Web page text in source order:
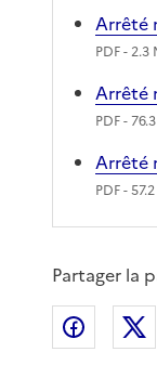
Arrêté
PDF- 2.3
Arrêté
PDF-
Arrêté
PDF-
Partager la